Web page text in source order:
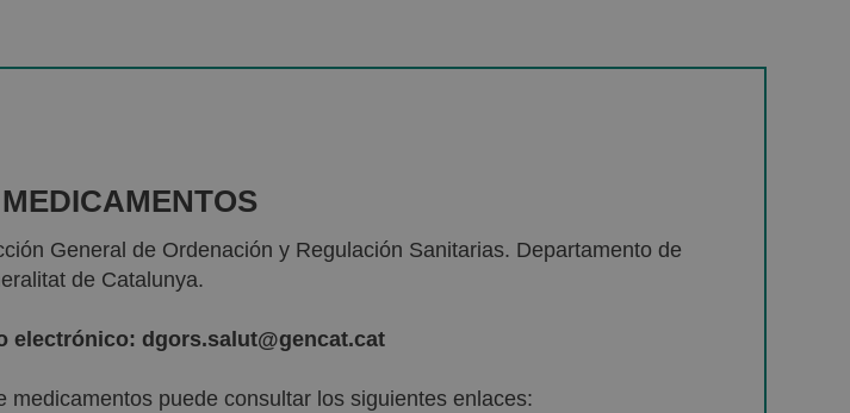
General de Ordenación y Regulación Sanitarias. Departamento de
de Catalunya.
electrónico: dgors.salut@gencat.cat
puede consultar los siguientes enlaces: